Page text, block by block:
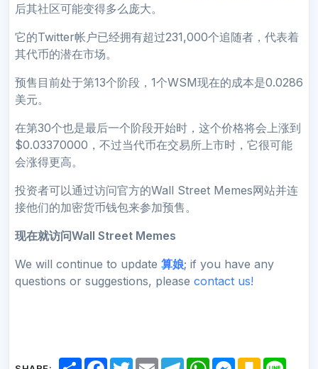
后其社区可能变得多么庞大。
它的Twitter帐户已经拥有超过231,000个追随者，代表着
其代币的潜在市场。
预售目前处于第13个阶段，1个WSM现在的成本是0.0286
美元。
在第30个也是最后一个阶段开始时，这个价格将会上涨到
$0.03370000，不过当代币在交易所上市时，它很可能
会涨得更高。
投资者可以通过访问官方的Wall Street Memes网站并连
接他们的加密货币钱包来参加预售。
现在就访问Wall Street Memes
We will continue to update 算娘; if you have any
questions or suggestions, please contact us!
S
F
T
E
T
W
M
K